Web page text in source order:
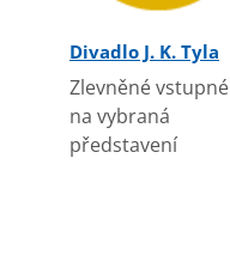
Divadlo J. K. Tyla
Zlevněné vstupné
na vybraná
představení